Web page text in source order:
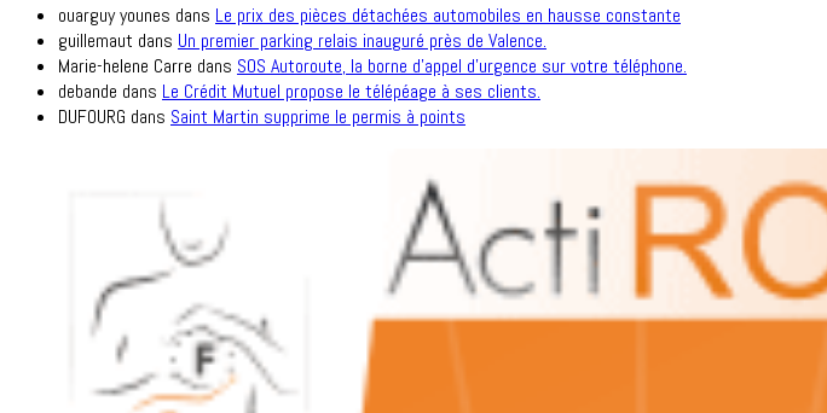
ouarguy younes dans Le prix des pièces détachées automobiles en hausse constante
guillemaut dans Un premier parking relais inauguré près de Valence.
Marie-helene Carre dans SOS Autoroute, la borne d’appel d’urgence sur votre téléphone.
debande dans Le Crédit Mutuel propose le télépéage à ses clients.
DUFOURG dans Saint Martin supprime le permis à points